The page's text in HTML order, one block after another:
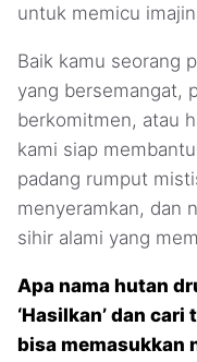
untuk memicu
Baik kamu seorang
yang bersemangat,
berkomitmen, atau
kami siap
padang rumput
menyeramkan, dan
sihir alami yang
Apa nama hutan
‘Hasilkan’ dan
bisa memasukkan